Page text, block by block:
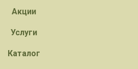
Акции
Услуги
Каталог